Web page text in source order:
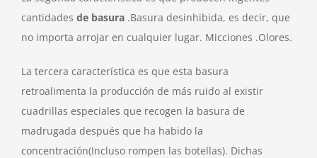
cantidades de basura .Basura desinhibida, es decir, que
no importa arrojar en cualquier lugar. Micciones .Olores.
La tercera característica es que esta basura
retroalimenta la producción de más ruido al existir
cuadrillas especiales que recogen la basura de
madrugada después que ha habido la
concentración(Incluso rompen las botellas). Dichas